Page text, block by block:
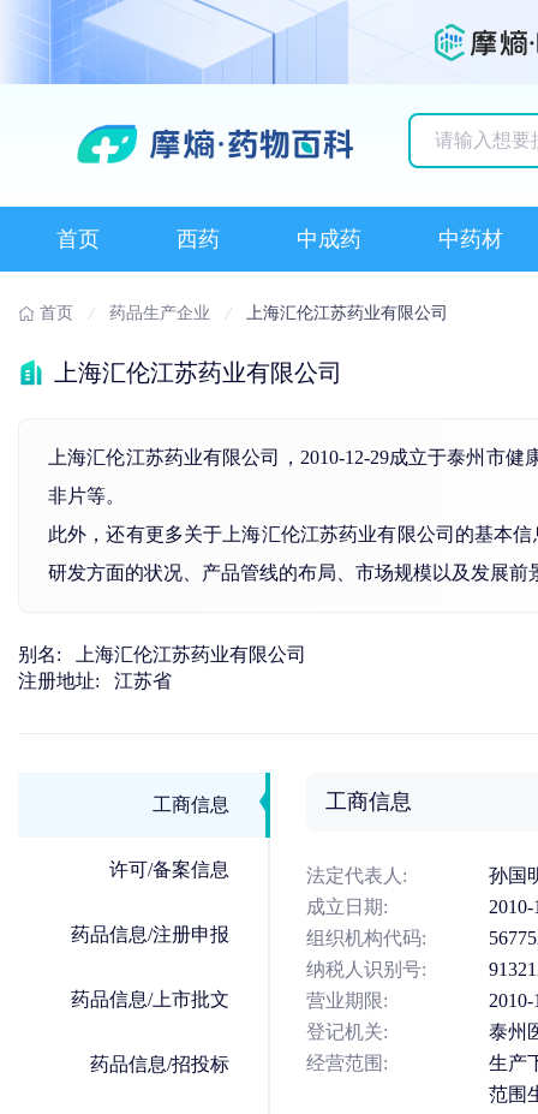
首页 西药 中成药 中药材
首页 药品生产企业 上海汇伦江苏药业有限公司
上海汇伦江苏药业有限公司
上海汇伦江苏药业有限公司，2010-12-29成立于泰州市
非片等。
此外，还有更多关于上海汇伦江苏药业有限公司的基本
研发方面的状况、产品管线的布局、市场规模以及发展前
别名:
上海汇伦江苏药业有限公司
注册地址:
江苏省
工商信息
许可/备案信息
药品信息/注册申报
药品信息/上市批文
药品信息/招投标
工商信息
法定代表人:
孙国
成立日期:
2010-
组织机构代码:
纳税人识别号:
营业期限:
登记机关:
泰州
经营范围:
生产
范围